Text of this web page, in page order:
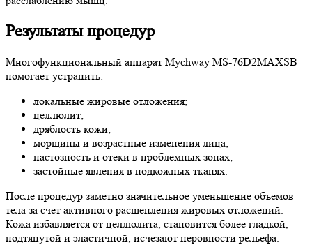
Результаты процедур
Многофункциональный аппарат Mychway MS-76D2MAXSB
помогает устранить:
локальные жировые отложения;
целлюлит;
дряблость кожи;
морщины и возрастные изменения лица;
пастозность и отеки в проблемных зонах;
застойные явления в подкожных тканях.
После процедур заметно значительное уменьшение объемов
тела за счет активного расщепления жировых отложений.
Кожа избавляется от целлюлита, становится более гладкой,
подтянутой и эластичной, исчезают неровности рельефа.